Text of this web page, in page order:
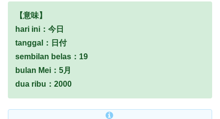
【意味】
hari ini：今日
tanggal：日付
sembilan belas：19
bulan Mei：5月
dua ribu：2000